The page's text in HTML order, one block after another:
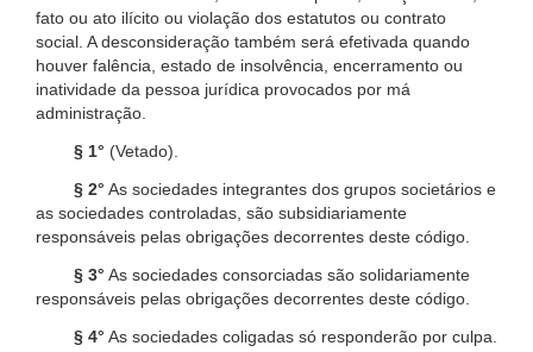
fato ou ato ilícito ou violação dos estatutos ou contrato
social. A desconsideração também será efetivada quando
houver falência, estado de insolvência, encerramento ou
inatividade da pessoa jurídica provocados por má
administração.
§ 1° (Vetado).
§ 2° As sociedades integrantes dos grupos societários e
as sociedades controladas, são subsidiariamente
responsáveis pelas obrigações decorrentes deste código.
§ 3° As sociedades consorciadas são solidariamente
responsáveis pelas obrigações decorrentes deste código.
§ 4° As sociedades coligadas só responderão por culpa.